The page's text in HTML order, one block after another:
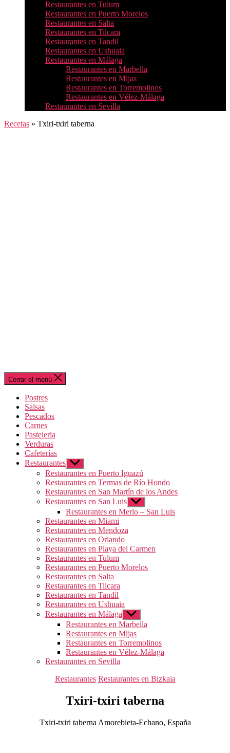
Restaurantes en Tulum
Restaurantes en Puerto Morelos
Restaurantes en Salta
Restaurantes en Tilcara
Restaurantes en Tandil
Restaurantes en Ushuaia
Restaurantes en Málaga
Restaurantes en Marbella
Restaurantes en Mijas
Restaurantes en Torremolinos
Restaurantes en Vélez-Málaga
Restaurantes en Sevilla
Recetas » Txiri-txiri taberna
Cerrar el menú
Postres
Salsas
Pescados
Carnes
Pasteleria
Verduras
Cafeterías
Restaurantes Mostrar
el
submenú
Restaurantes en Puerto Iguazú
Restaurantes en Termas de Río Hondo
Restaurantes en San Martín de los Andes
Restaurantes en San Luis Mostrar
el
submenú
Restaurantes en Merlo – San Luis
Restaurantes en Miami
Restaurantes en Mendoza
Restaurantes en Orlando
Restaurantes en Playa del Carmen
Restaurantes en Tulum
Restaurantes en Puerto Morelos
Restaurantes en Salta
Restaurantes en Tilcara
Restaurantes en Tandil
Restaurantes en Ushuaia
Restaurantes en Málaga Mostrar
el
submenú
Restaurantes en Marbella
Restaurantes en Mijas
Restaurantes en Torremolinos
Restaurantes en Vélez-Málaga
Restaurantes en Sevilla
Categorías
Restaurantes Restaurantes en Bizkaia
Txiri-txiri taberna
Txiri-txiri taberna Amorebieta-Echano, España